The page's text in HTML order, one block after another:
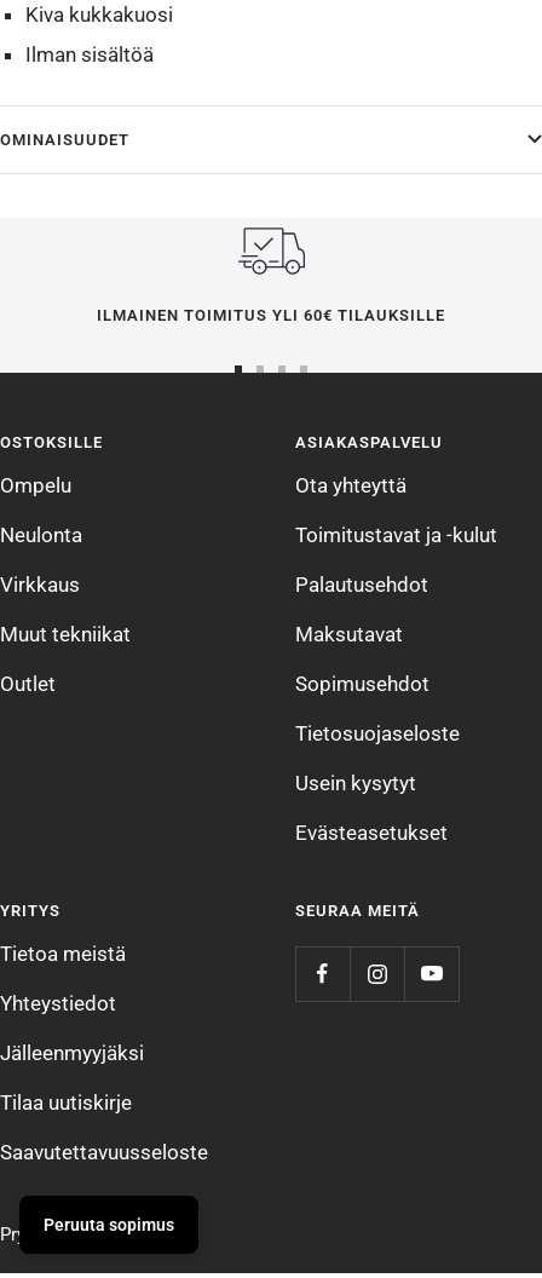
Kiva kukkakuosi
Ilman sisältöä
OMINAISUUDET
ILMAINEN TOIMITUS YLI 60€ TILAUKSILLE
4
OSTOKSILLE
Ompelu
Neulonta
Virkkaus
Muut tekniikat
Outlet
ASIAKASPALVELU
Ota yhteyttä
Toimitustavat ja -kulut
Palautusehdot
Maksutavat
Sopimusehdot
Tietosuojaseloste
Usein kysytyt
Evästeasetukset
YRITYS
Tietoa meistä
Yhteystiedot
Jälleenmyyjäksi
Tilaa uutiskirje
Saavutettavuusseloste
SEURAA MEITÄ
Prym Peruuta sopimus